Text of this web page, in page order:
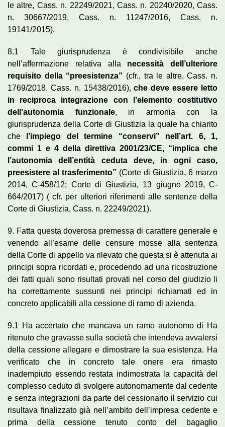
le altre, Cass. n. 22249/2021, Cass. n. 20240/2020, Cass.
n. 30667/2019, Cass. n. 11247/2016, Cass. n.
19141/2015).
8.1 Tale giurisprudenza è condivisibile anche
nell’affermazione relativa alla necessità dell’ulteriore
requisito della “preesistenza” (cfr., tra le altre, Cass. n.
1769/2018, Cass. n. 15438/2016),che deve essere letto
in reciproca integrazione con l’elemento costitutivo
dell’autonomia funzionale, in armonia con la
giurisprudenza della Corte di Giustizia la quale ha chiarito
che
l’impiego del termine “conservi” nell’art. 6, 1,
commi 1 e 4 della direttiva 2001/23/CE, “implica che
l’autonomia dell’entità ceduta deve, in ogni caso,
preesistere al trasferimento” (Corte di Giustizia, 6 marzo
2014, C-458/12; Corte di Giustizia, 13 giugno 2019, C-
664/2017) ( cfr. per ulteriori riferimenti alle sentenze della
Corte di Giustizia, Cass. n. 22249/2021).
9. Fatta questa doverosa premessa di carattere generale e
venendo all’esame delle censure mosse alla sentenza
della Corte di appello va rilevato che questa si è attenuta ai
principi sopra ricordati e, procedendo ad una ricostruzione
dei fatti quali sono risultati provati nel corso del giudizio li
ha correttamente sussunti nei principi richiamati ed in
concreto applicabili alla cessione di ramo di azienda.
9.1 Ha accertato che mancava un ramo autonomo di Ha
ritenuto che gravasse sulla società che intendeva avvalersi
della cessione allegare e dimostrare la sua esistenza. Ha
verificato che in concreto tale onere era rimasto
inadempiuto essendo restata indimostrata la capacità del
complesso ceduto di svolgere autonomamente dal cedente
e senza integrazioni da parte del cessionario il servizio cui
risultava finalizzato già nell’ambito dell’impresa cedente e
prima della cessione tenuto conto del bagaglio